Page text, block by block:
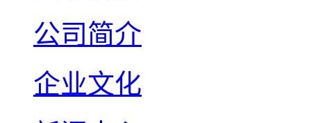
公司简介
企业文化